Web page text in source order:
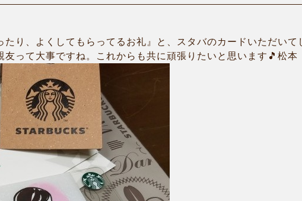
り、よくしてもらってるお礼』と、スタバのカードいただいて
って大事ですね。これからも共に頑張りたいと思います🎵松本